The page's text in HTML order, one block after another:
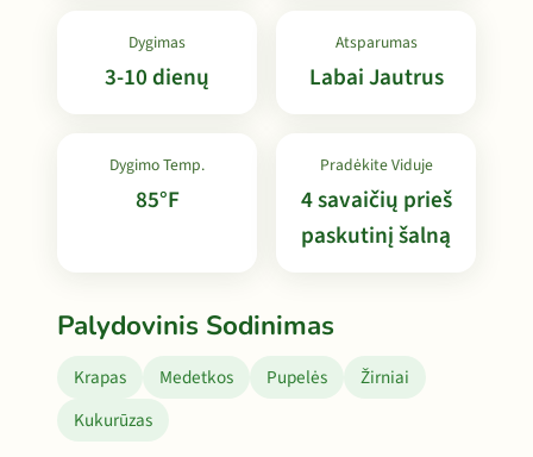
Dygimas
3-10 dienų
Atsparumas
Labai Jautrus
Dygimo Temp.
85°F
Pradėkite Viduje
4 savaičių prieš
paskutinį šalną
Palydovinis Sodinimas
Krapas Medetkos Pupelės
Žirniai
Kukurūzas